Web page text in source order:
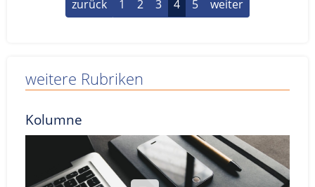
zurück 1 2 3 4 5 weiter
weitere Rubriken
Kolumne